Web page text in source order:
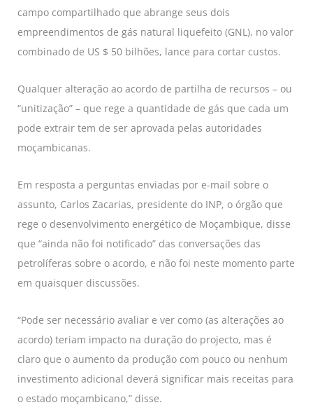
campo compartilhado que abrange seus dois
empreendimentos de gás natural liquefeito (GNL), no valor
combinado de US $ 50 bilhões, lance para cortar custos.
Qualquer alteração ao acordo de partilha de recursos – ou
“unitização” – que rege a quantidade de gás que cada um
pode extrair tem de ser aprovada pelas autoridades
moçambicanas.
Em resposta a perguntas enviadas por e-mail sobre o
assunto, Carlos Zacarias, presidente do INP, o órgão que
rege o desenvolvimento energético de Moçambique, disse
que “ainda não foi notificado” das conversações das
petrolíferas sobre o acordo, e não foi neste momento parte
em quaisquer discussões.
“Pode ser necessário avaliar e ver como (as alterações ao
acordo) teriam impacto na duração do projecto, mas é
claro que o aumento da produção com pouco ou nenhum
investimento adicional deverá significar mais receitas para
o estado moçambicano,” disse.